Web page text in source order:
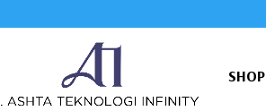
SHOP